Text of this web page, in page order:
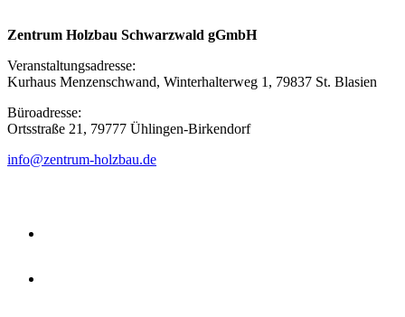
Zentrum Holzbau Schwarzwald gGmbH
Veranstaltungsadresse:
Kurhaus Menzenschwand, Winterhalterweg 1, 79837 St. Blasien
Büroadresse:
Ortsstraße 21, 79777 Ühlingen-Birkendorf
info@zentrum-holzbau.de